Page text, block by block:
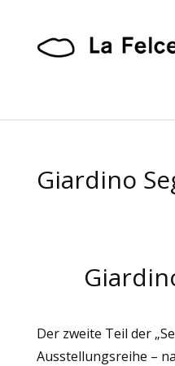
Giardino
Der zweite Teil der
Ausstellungsreihe –